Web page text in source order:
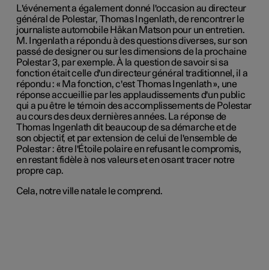
L'événement a également donné l'occasion au directeur
général de Polestar, Thomas Ingenlath, de rencontrer le
journaliste automobile Håkan Matson pour un entretien.
M. Ingenlath a répondu à des questions diverses, sur son
passé de designer ou sur les dimensions de la prochaine
Polestar 3, par exemple. À la question de savoir si sa
fonction était celle d'un directeur général traditionnel, il a
répondu : « Ma fonction, c'est Thomas Ingenlath », une
réponse accueillie par les applaudissements d'un public
qui a pu être le témoin des accomplissements de Polestar
au cours des deux dernières années. La réponse de
Thomas Ingenlath dit beaucoup de sa démarche et de
son objectif, et par extension de celui de l'ensemble de
Polestar : être l'Étoile polaire en refusant le compromis,
en restant fidèle à nos valeurs et en osant tracer notre
propre cap.
Cela, notre ville natale le comprend.